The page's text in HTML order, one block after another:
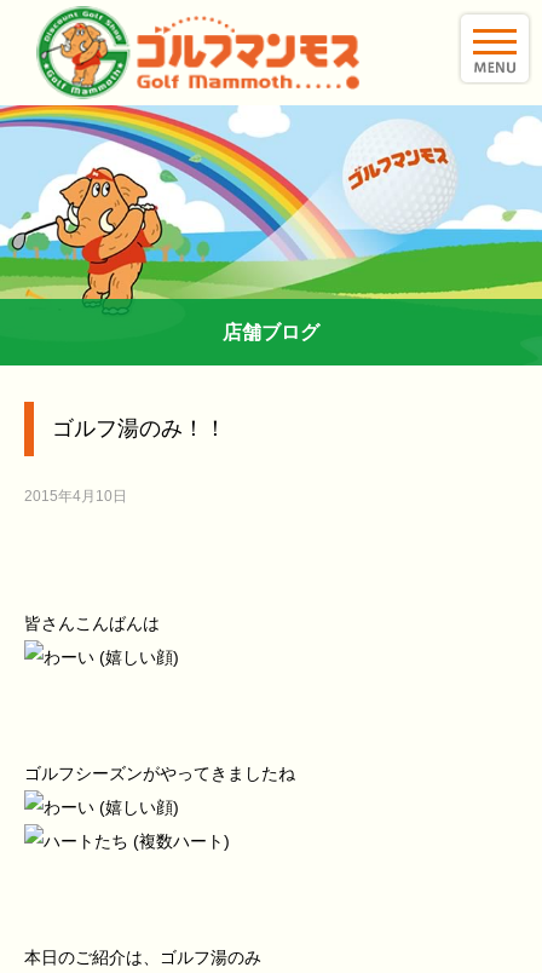
店舗ブログ
ゴルフ湯のみ！！
2015年4月10日
皆さんこんばんは
ゴルフシーズンがやってきましたね
本日のご紹介は、ゴルフ湯のみ